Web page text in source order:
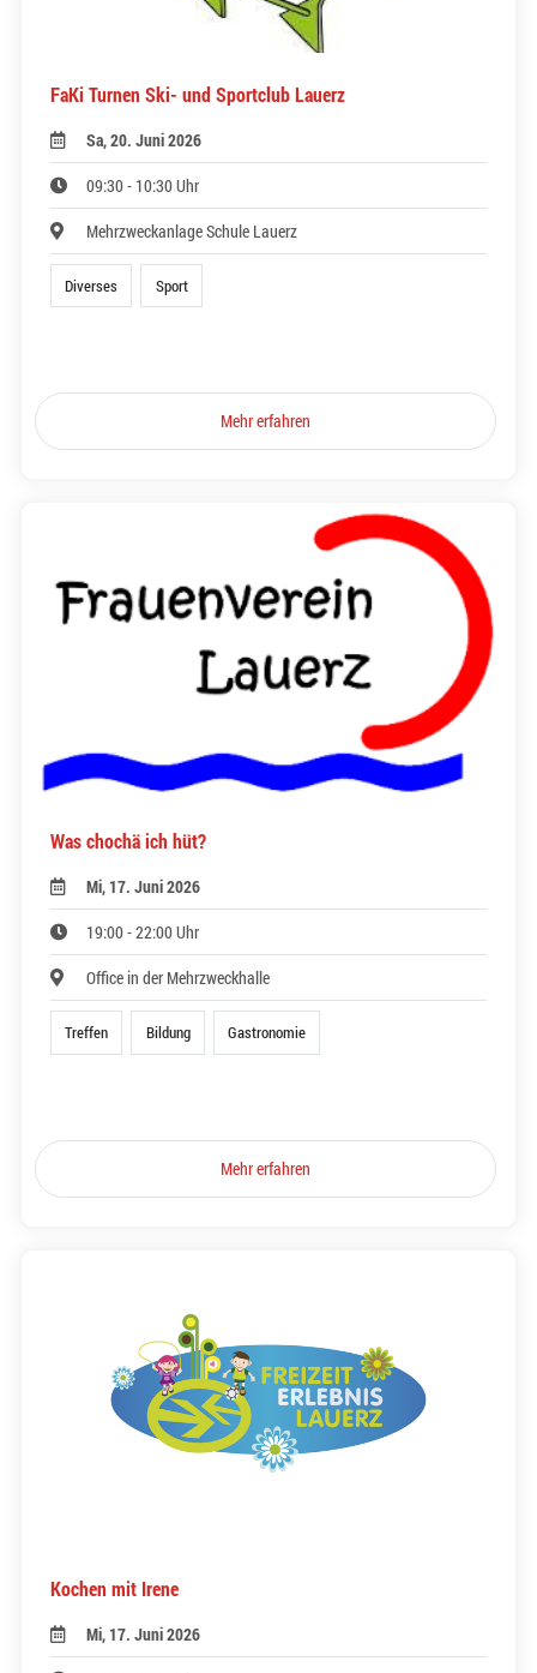
FaKi Turnen Ski- und Sportclub Lauerz
Sa, 20. Juni 2026
09:30 - 10:30 Uhr
Mehrzweckanlage Schule Lauerz
Diverses Sport
Mehr erfahren
Was chochä ich hüt?
Mi, 17. Juni 2026
19:00 - 22:00 Uhr
Office in der Mehrzweckhalle
Treffen Bildung Gastronomie
Mehr erfahren
Kochen mit Irene
Mi, 17. Juni 2026